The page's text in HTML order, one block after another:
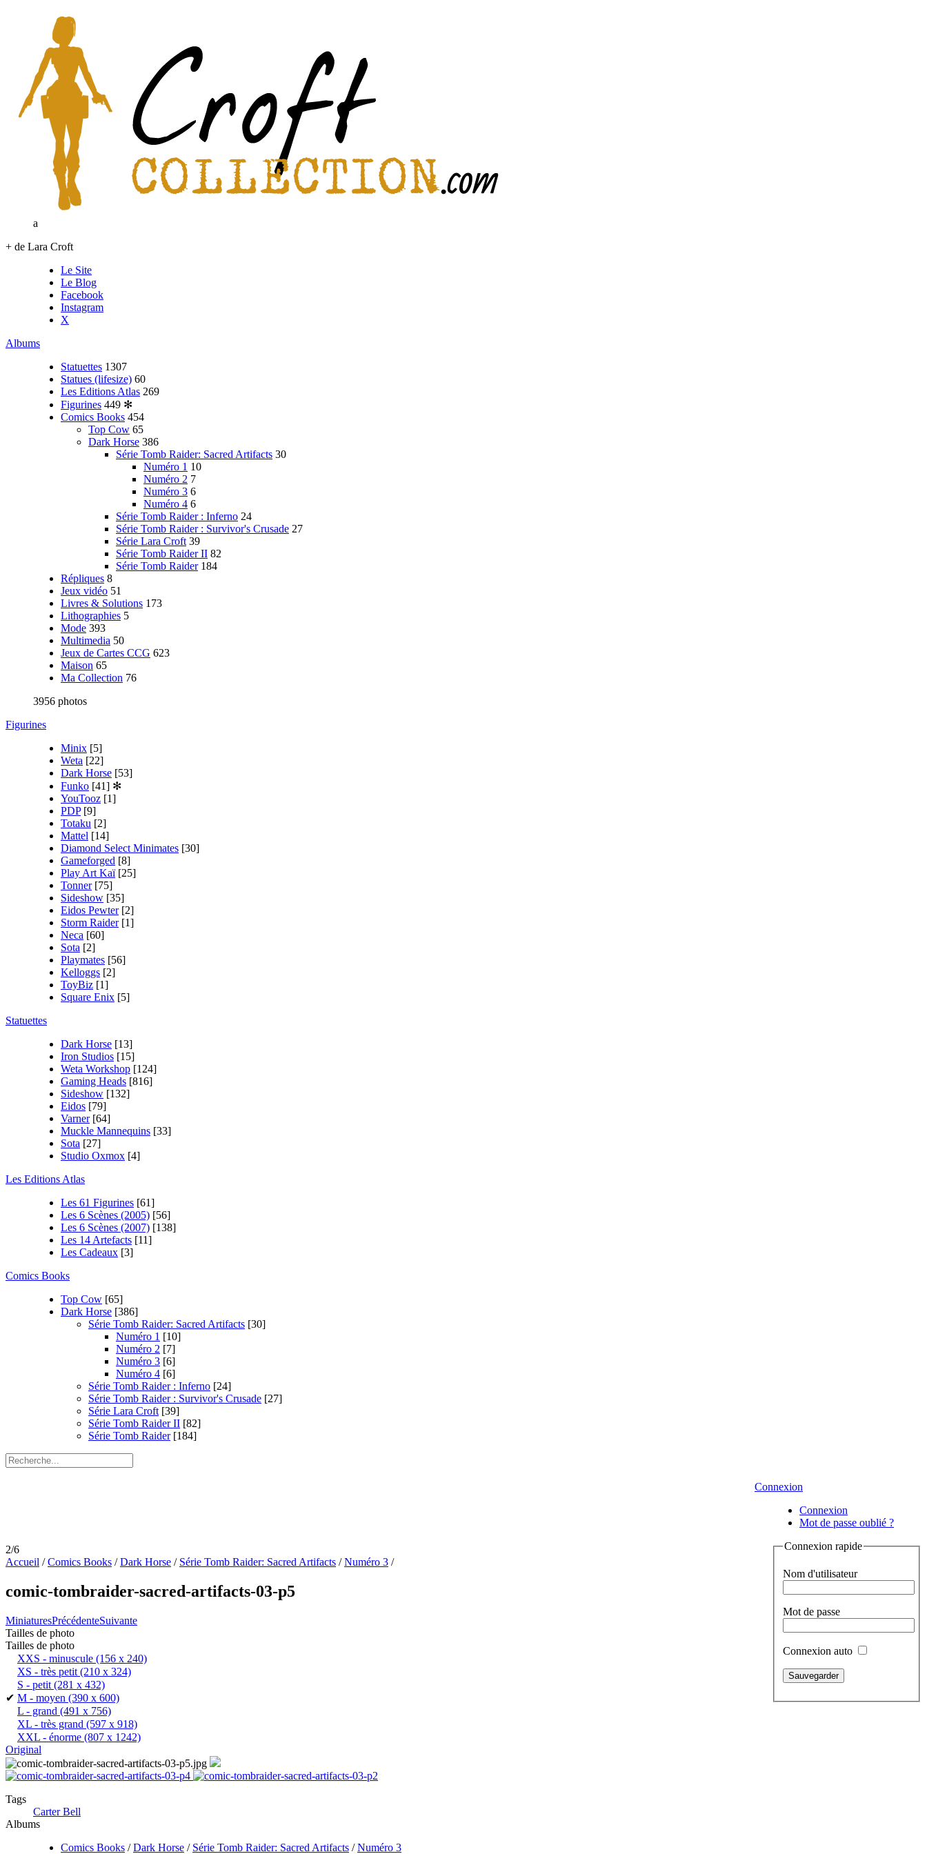
a
+ de Lara Croft
Le Site
Le Blog
Facebook
Instagram
X
Albums
Statuettes 1307
Statues (lifesize) 60
Les Editions Atlas 269
Figurines 449 ✻
Comics Books 454
Top Cow 65
Dark Horse 386
Série Tomb Raider: Sacred Artifacts 30
Numéro 1 10
Numéro 2 7
Numéro 3 6
Numéro 4 6
Série Tomb Raider : Inferno 24
Série Tomb Raider : Survivor's Crusade 27
Série Lara Croft 39
Série Tomb Raider II 82
Série Tomb Raider 184
Répliques 8
Jeux vidéo 51
Livres & Solutions 173
Lithographies 5
Mode 393
Multimedia 50
Jeux de Cartes CCG 623
Maison 65
Ma Collection 76
3956 photos
Figurines
Minix [5]
Weta [22]
Dark Horse [53]
Funko [41] ✻
YouTooz [1]
PDP [9]
Totaku [2]
Mattel [14]
Diamond Select Minimates [30]
Gameforged [8]
Play Art Kaï [25]
Tonner [75]
Sideshow [35]
Eidos Pewter [2]
Storm Raider [1]
Neca [60]
Sota [2]
Playmates [56]
Kelloggs [2]
ToyBiz [1]
Square Enix [5]
Statuettes
Dark Horse [13]
Iron Studios [15]
Weta Workshop [124]
Gaming Heads [816]
Sideshow [132]
Eidos [79]
Varner [64]
Muckle Mannequins [33]
Sota [27]
Studio Oxmox [4]
Les Editions Atlas
Les 61 Figurines [61]
Les 6 Scènes (2005) [56]
Les 6 Scènes (2007) [138]
Les 14 Artefacts [11]
Les Cadeaux [3]
Comics Books
Top Cow [65]
Dark Horse [386]
Série Tomb Raider: Sacred Artifacts [30]
Numéro 1 [10]
Numéro 2 [7]
Numéro 3 [6]
Numéro 4 [6]
Série Tomb Raider : Inferno [24]
Série Tomb Raider : Survivor's Crusade [27]
Série Lara Croft [39]
Série Tomb Raider II [82]
Série Tomb Raider [184]
Connexion
Connexion
Mot de passe oublié ?
Connexion rapide
Nom d'utilisateur
Mot de passe
Connexion auto
2/6
Accueil /Comics Books /Dark Horse / Série Tomb Raider: Sacred Artifacts /Numéro 3 /
comic-tombraider-sacred-artifacts-03-p5
MiniaturesPrécédenteSuivante
Tailles de photo
Tailles de photo
XXS - minuscule (156 x 240)
XS - très petit (210 x 324)
S - petit (281 x 432)
✔ M - moyen (390 x 600)
L - grand (491 x 756)
XL - très grand (597 x 918)
XXL - énorme (807 x 1242)
Original
Tags
Carter Bell
Albums
Comics Books /Dark Horse / Série Tomb Raider: Sacred Artifacts /Numéro 3